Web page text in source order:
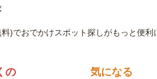
の
気になる